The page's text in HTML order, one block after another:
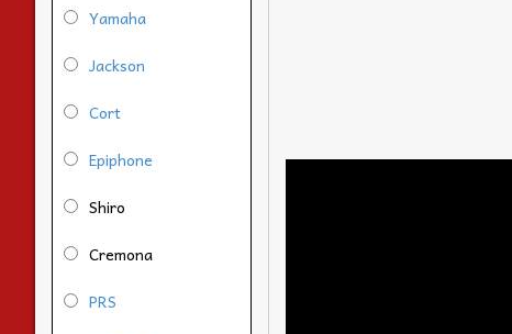
Yamaha
Jackson
Cort
Epiphone
Shiro
Cremona
PRS